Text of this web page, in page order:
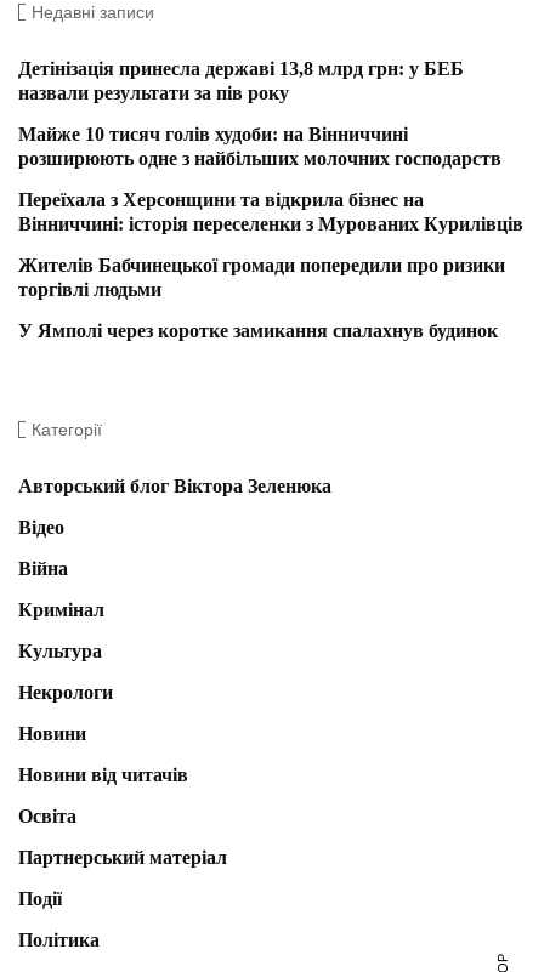
Недавні записи
Детінізація принесла державі 13,8 млрд грн: у БЕБ
назвали результати за пів року
Майже 10 тисяч голів худоби: на Вінниччині
розширюють одне з найбільших молочних господарств
Переїхала з Херсонщини та відкрила бізнес на
Вінниччині: історія переселенки з Мурованих Курилівців
Жителів Бабчинецької громади попередили про ризики
торгівлі людьми
У Ямполі через коротке замикання спалахнув будинок
Категорії
Авторський блог Віктора Зеленюка
Відео
Війна
Кримінал
Культура
Некрологи
Новини
Новини від читачів
Освіта
Партнерський матеріал
Події
Політика